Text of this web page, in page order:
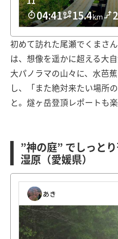
初めて訪れた尾瀬でくまさ
は、想像を遥かに超える大
大パノラマの山々に、水芭
し、「また絶対来たい場所
と。燧ヶ岳登頂レポートも楽
”神の庭” でしっと
湿原（愛媛県）